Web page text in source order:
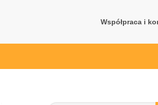
Współpraca i